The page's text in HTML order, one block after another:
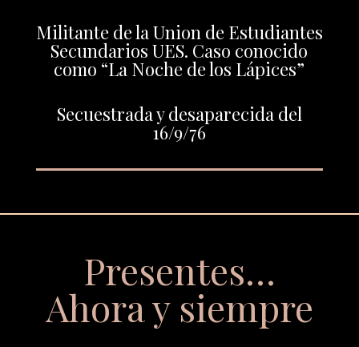
Militante de la Union de Estudiantes
Secundarios UES. Caso conocido
como “La Noche de los Lápices”
Secuestrada y desaparecida del
16/9/76
Presentes…
Ahora y siempre